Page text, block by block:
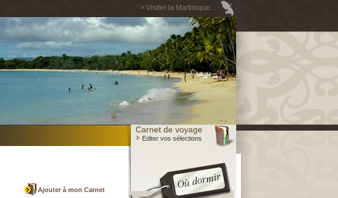
> Visiter la Martinique...
Carnet de voyage
Editer vos sélections
Ajouter à mon Carnet